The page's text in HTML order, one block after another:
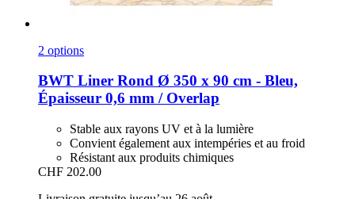
2 options
BWT Liner Rond Ø 350 x 90 cm -​ Bleu,
Épaisseur 0,6 mm / Overlap
Stable aux rayons UV et à la lumière
Convient également aux intempéries et au froid
Résistant aux produits chimiques
CHF 202.00